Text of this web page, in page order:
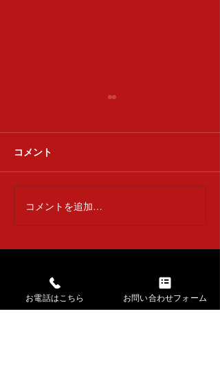
達喜会 下浚い
コメント
コメントを追加…
お電話はこちら お問い合わせフォーム